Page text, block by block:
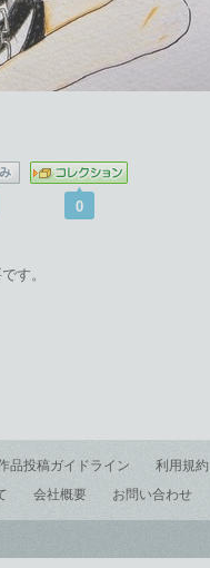
0
す。
品投稿ガイドライン
利用規約
会社概要 お問い合わせ